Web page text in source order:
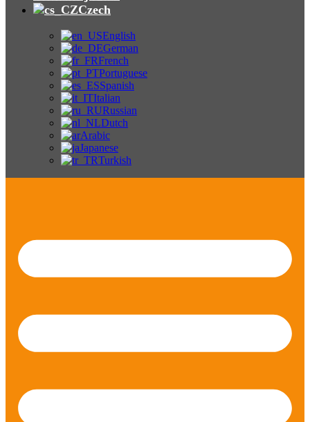
Czech
English
German
French
Portuguese
Spanish
Italian
Russian
Dutch
Arabic
Japanese
Turkish